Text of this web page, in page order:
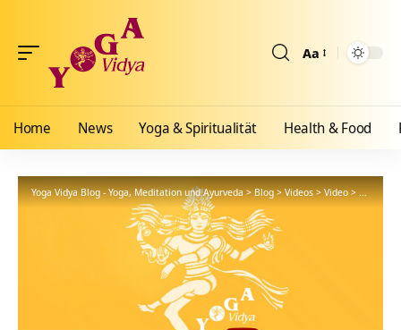
Aa
Home News Yoga & Spiritualität Health & Food
Yoga Vidya Blog - Yoga, Meditation und Ayurveda>Blog>Videos>Video>Neue